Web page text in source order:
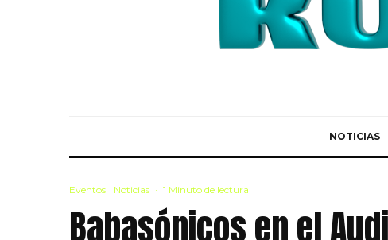
NOTICIAS
Eventos Noticias · 1 Minuto de lectura
Babasónicos en el